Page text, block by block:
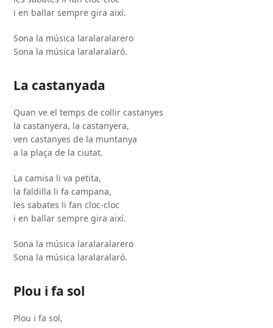
i en ballar sempre gira així.
Sona la música laralaralarero
Sona la música laralaralaró.
La castanyada
Quan ve el temps de collir castanyes
la castanyera, la castanyera,
ven castanyes de la muntanya
a la plaça de la ciutat.
La camisa li va petita,
la faldilla li fa campana,
les sabates li fan cloc-cloc
i en ballar sempre gira així.
Sona la música laralaralarero
Sona la música laralaralaró.
Plou i fa sol
Plou i fa sol,